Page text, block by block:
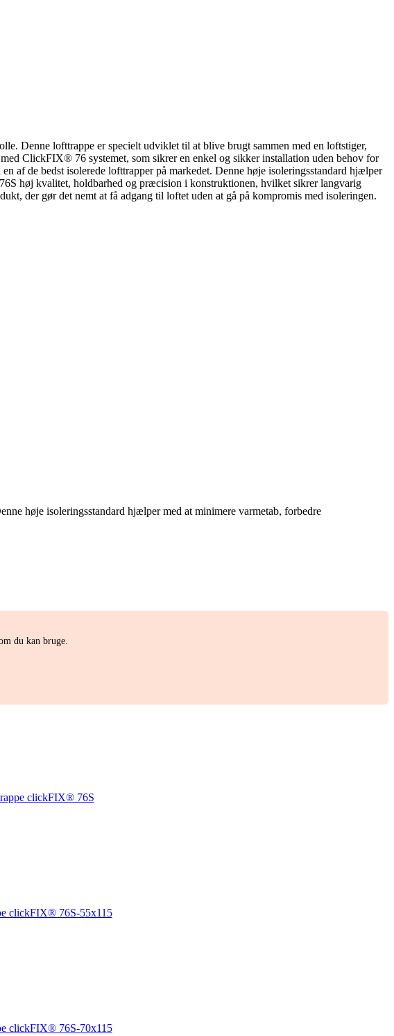
Denne lofttrappe er specielt udviklet til at blive brugt sammen med en loftstiger,
ClickFIX® 76 systemet, som sikrer en enkel og sikker installation uden behov for
af de bedst isolerede lofttrapper på markedet. Denne høje isoleringsstandard hjælper
høj kvalitet, holdbarhed og præcision i konstruktionen, hvilket sikrer langvarig
der gør det nemt at få adgang til loftet uden at gå på kompromis med isoleringen.
høje isoleringsstandard hjælper med at minimere varmetab, forbedre
du kan bruge.